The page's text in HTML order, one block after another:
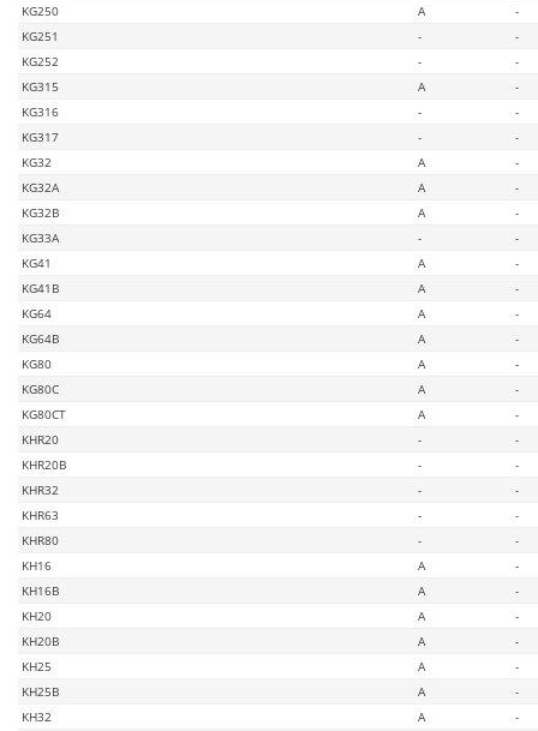
KG250
A
-
KG251
-
-
KG252
-
-
KG315
A
-
KG316
-
-
KG317
-
-
KG32
A
-
KG32A
A
-
KG32B
A
-
KG33A
-
-
KG41
A
-
KG41B
A
-
KG64
A
-
KG64B
A
-
KG80
A
-
KG80C
A
-
KG80CT
A
-
KHR20
-
-
KHR20B
-
-
KHR32
-
-
KHR63
-
-
KHR80
-
-
KH16
A
-
KH16B
A
-
KH20
A
-
KH20B
A
-
KH25
A
-
KH25B
A
-
KH32
A
-